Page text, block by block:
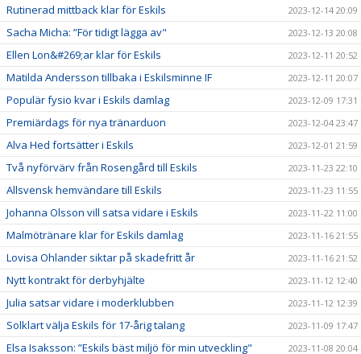
Rutinerad mittback klar för Eskils 2023-12-14 20:09
Sacha Micha: ”För tidigt lägga av" 2023-12-13 20:08
Ellen Lon&#269;ar klar för Eskils 2023-12-11 20:52
Matilda Andersson tillbaka i Eskilsminne IF 2023-12-11 20:07
Populär fysio kvar i Eskils damlag 2023-12-09 17:31
Premiärdags för nya tränarduon 2023-12-04 23:47
Alva Hed fortsätter i Eskils 2023-12-01 21:59
Två nyförvärv från Rosengård till Eskils 2023-11-23 22:10
Allsvensk hemvändare till Eskils 2023-11-23 11:55
Johanna Olsson vill satsa vidare i Eskils 2023-11-22 11:00
Malmötränare klar för Eskils damlag 2023-11-16 21:55
Lovisa Ohlander siktar på skadefritt år 2023-11-16 21:52
Nytt kontrakt för derbyhjälte 2023-11-12 12:40
Julia satsar vidare i moderklubben 2023-11-12 12:39
Solklart välja Eskils för 17-årig talang 2023-11-09 17:47
Elsa Isaksson: ”Eskils bäst miljö för min utveckling" 2023-11-08 20:04